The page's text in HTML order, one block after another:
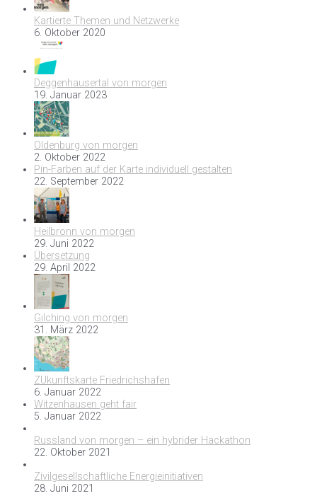
Kartierte Themen und Netzwerke
6. Oktober 2020
Deggenhausertal von morgen
19. Januar 2023
Oldenburg von morgen
2. Oktober 2022
Pin-Farben auf der Karte individuell gestalten
22. September 2022
Heilbronn von morgen
29. Juni 2022
Übersetzung
29. April 2022
Gilching von morgen
31. März 2022
ZUkunftskarte Friedrichshafen
6. Januar 2022
Witzenhausen geht fair
5. Januar 2022
Russland von morgen – ein hybrider Hackathon
22. Oktober 2021
Zivilgesellschaftliche Energieinitiativen
28. Juni 2021